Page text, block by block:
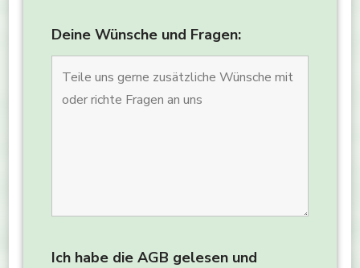
Deine Wünsche und Fragen:
Ich habe die AGB gelesen und